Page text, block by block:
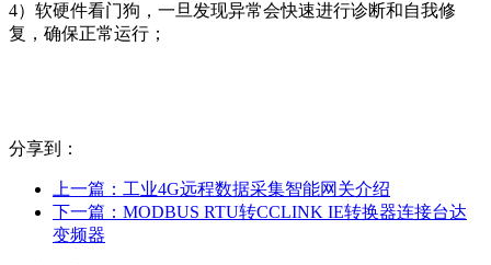
4）软硬件看门狗，一旦发现异常会快速进行诊断和自我修
复，确保正常运行；
分享到：
上一篇： 工业4G远程数据采集智能网关介绍
下一篇： MODBUS RTU转CCLINK IE转换器连接台达
变频器